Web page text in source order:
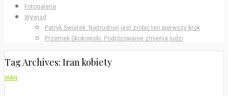
Fotogaleria
Wywiad
Patryk Świątek: Najtrudniej jest zrobić ten pierwszy krok
Przemek Skokowski: Podróżowanie zmienia ludzi
Tag Archives: Iran kobiety
IRAN